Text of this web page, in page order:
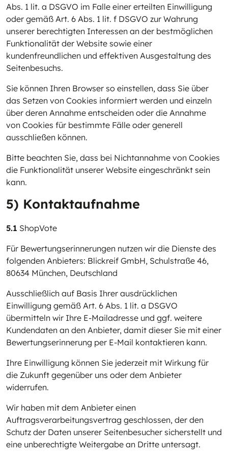
Abs. 1 lit. a DSGVO im Falle einer erteilten Einwilligung
oder gemäß Art. 6 Abs. 1 lit. f DSGVO zur Wahrung
unserer berechtigten Interessen an der bestmöglichen
Funktionalität der Website sowie einer
kundenfreundlichen und effektiven Ausgestaltung des
Seitenbesuchs.
Sie können Ihren Browser so einstellen, dass Sie über
das Setzen von Cookies informiert werden und einzeln
über deren Annahme entscheiden oder die Annahme
von Cookies für bestimmte Fälle oder generell
ausschließen können.
Bitte beachten Sie, dass bei Nichtannahme von Cookies
die Funktionalität unserer Website eingeschränkt sein
kann.
5) Kontaktaufnahme
5.1 ShopVote
Für Bewertungserinnerungen nutzen wir die Dienste des
folgenden Anbieters: Blickreif GmbH, Schulstraße 46,
80634 München, Deutschland
Ausschließlich auf Basis Ihrer ausdrücklichen
Einwilligung gemäß Art. 6 Abs. 1 lit. a DSGVO
übermitteln wir Ihre E-Mailadresse und ggf. weitere
Kundendaten an den Anbieter, damit dieser Sie mit einer
Bewertungserinnerung per E-Mail kontaktieren kann.
Ihre Einwilligung können Sie jederzeit mit Wirkung für
die Zukunft gegenüber uns oder dem Anbieter
widerrufen.
Wir haben mit dem Anbieter einen
Auftragsverarbeitungsvertrag geschlossen, der den
Schutz der Daten unserer Seitenbesucher sicherstellt und
eine unberechtigte Weitergabe an Dritte untersagt.